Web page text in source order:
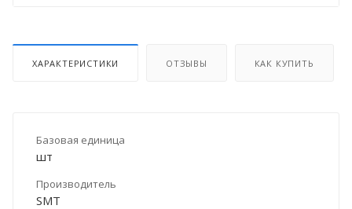
ХАРАКТЕРИСТИКИ ОТЗЫВЫ КАК КУПИТЬ
Базовая единица
шт
Производитель
SMT